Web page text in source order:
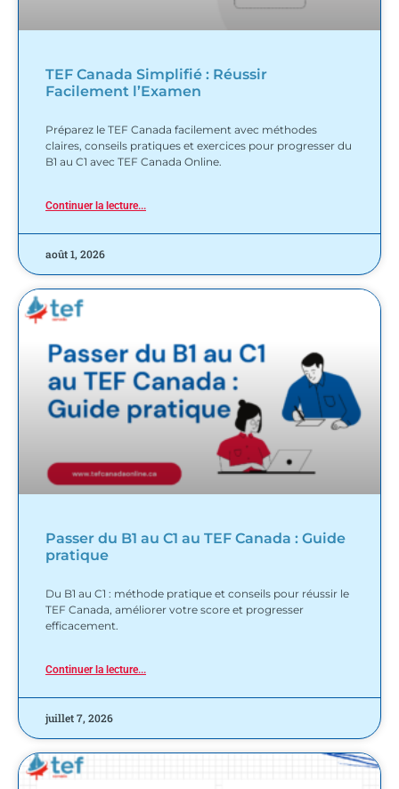
TEF Canada Simplifié : Réussir
Facilement l’Examen
Préparez le TEF Canada facilement avec méthodes
claires, conseils pratiques et exercices pour progresser du
B1 au C1 avec TEF Canada Online.
Continuer la lecture...
août 1, 2026
Passer du B1 au C1 au TEF Canada : Guide
pratique
Du B1 au C1 : méthode pratique et conseils pour réussir le
TEF Canada, améliorer votre score et progresser
efficacement.
Continuer la lecture...
juillet 7, 2026